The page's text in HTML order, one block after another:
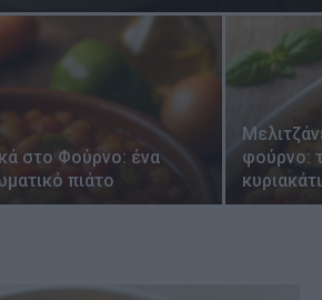
στο Φούρνο: ένα
πιάτο
φούρνο: